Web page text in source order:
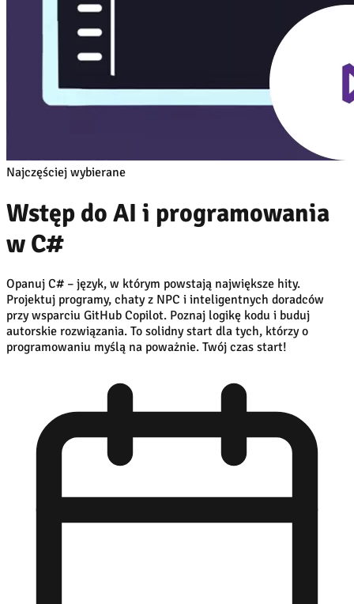
Najczęściej wybierane
Wstęp do AI i programowania
w C#
Opanuj C# – język, w którym powstają największe hity.
Projektuj programy, chaty z NPC i inteligentnych doradców
przy wsparciu GitHub Copilot. Poznaj logikę kodu i buduj
autorskie rozwiązania. To solidny start dla tych, którzy o
programowaniu myślą na poważnie. Twój czas start!